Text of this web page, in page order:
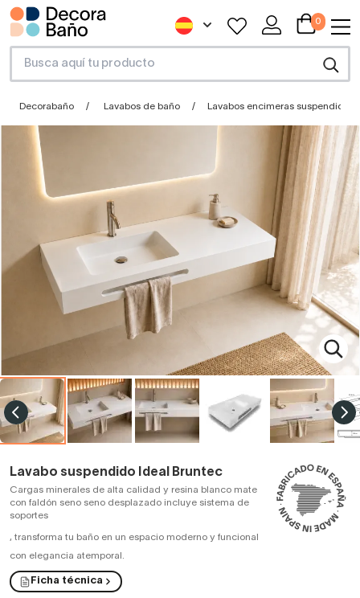
0
Decorabaño Lavabos de baño Lavabos encimeras suspendidos
Lavabo suspendido Ideal Bruntec
Cargas minerales de alta calidad y resina blanco mate
con faldón seno seno desplazado incluye sistema de
soportes
, transforma tu baño en un espacio moderno y funcional
con elegancia atemporal.
Ficha técnica